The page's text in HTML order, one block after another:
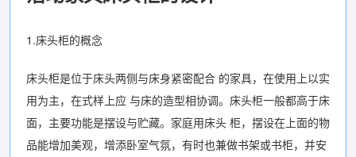
1.床头柜的概念
床头柜是位于床头两侧与床身紧密配合 的家具，在使用上以实
用为主，在式样上应 与床的造型相协调。床头柜一般都高于床
面，主要功能是摆设与贮藏。家庭用床头 柜，摆设在上面的物
品能增加美观，增添卧室气氛，有时也兼做书架或书柜，并安